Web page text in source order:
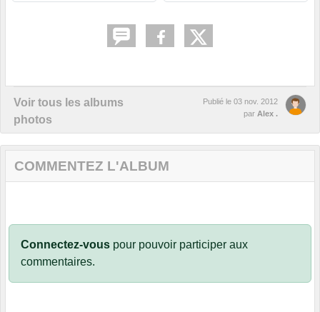
Voir tous les albums
photos
Publié le 03 nov. 2012
par Alex .
COMMENTEZ L'ALBUM
Connectez-vous pour pouvoir participer aux
commentaires.